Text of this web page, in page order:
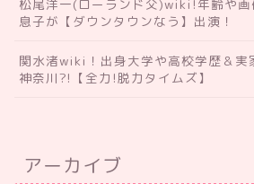
松尾洋一(ローランド父)wiki!年齢や画
息子が【ダウンタウンなう】出演！
関水渚wiki！出身大学や高校学歴＆実
神奈川?!【全力!脱力タイムズ】
アーカイブ